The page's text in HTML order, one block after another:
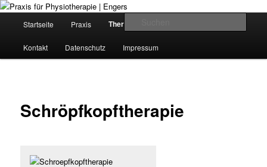
Zum
wechseln
Praxis für Physiotherapie | Engers
Krankengymnastik in Girod-Kleinholbach
p
Startseite Praxis Therapieangebote
Kontakt Datenschutz Impressum
Schröpfkopftherapie